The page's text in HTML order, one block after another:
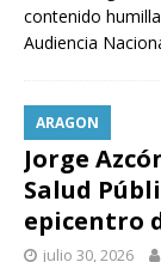
contenido
Audiencia
ARAGON
Jorge
Salud
epicentro
julio 30, 2026